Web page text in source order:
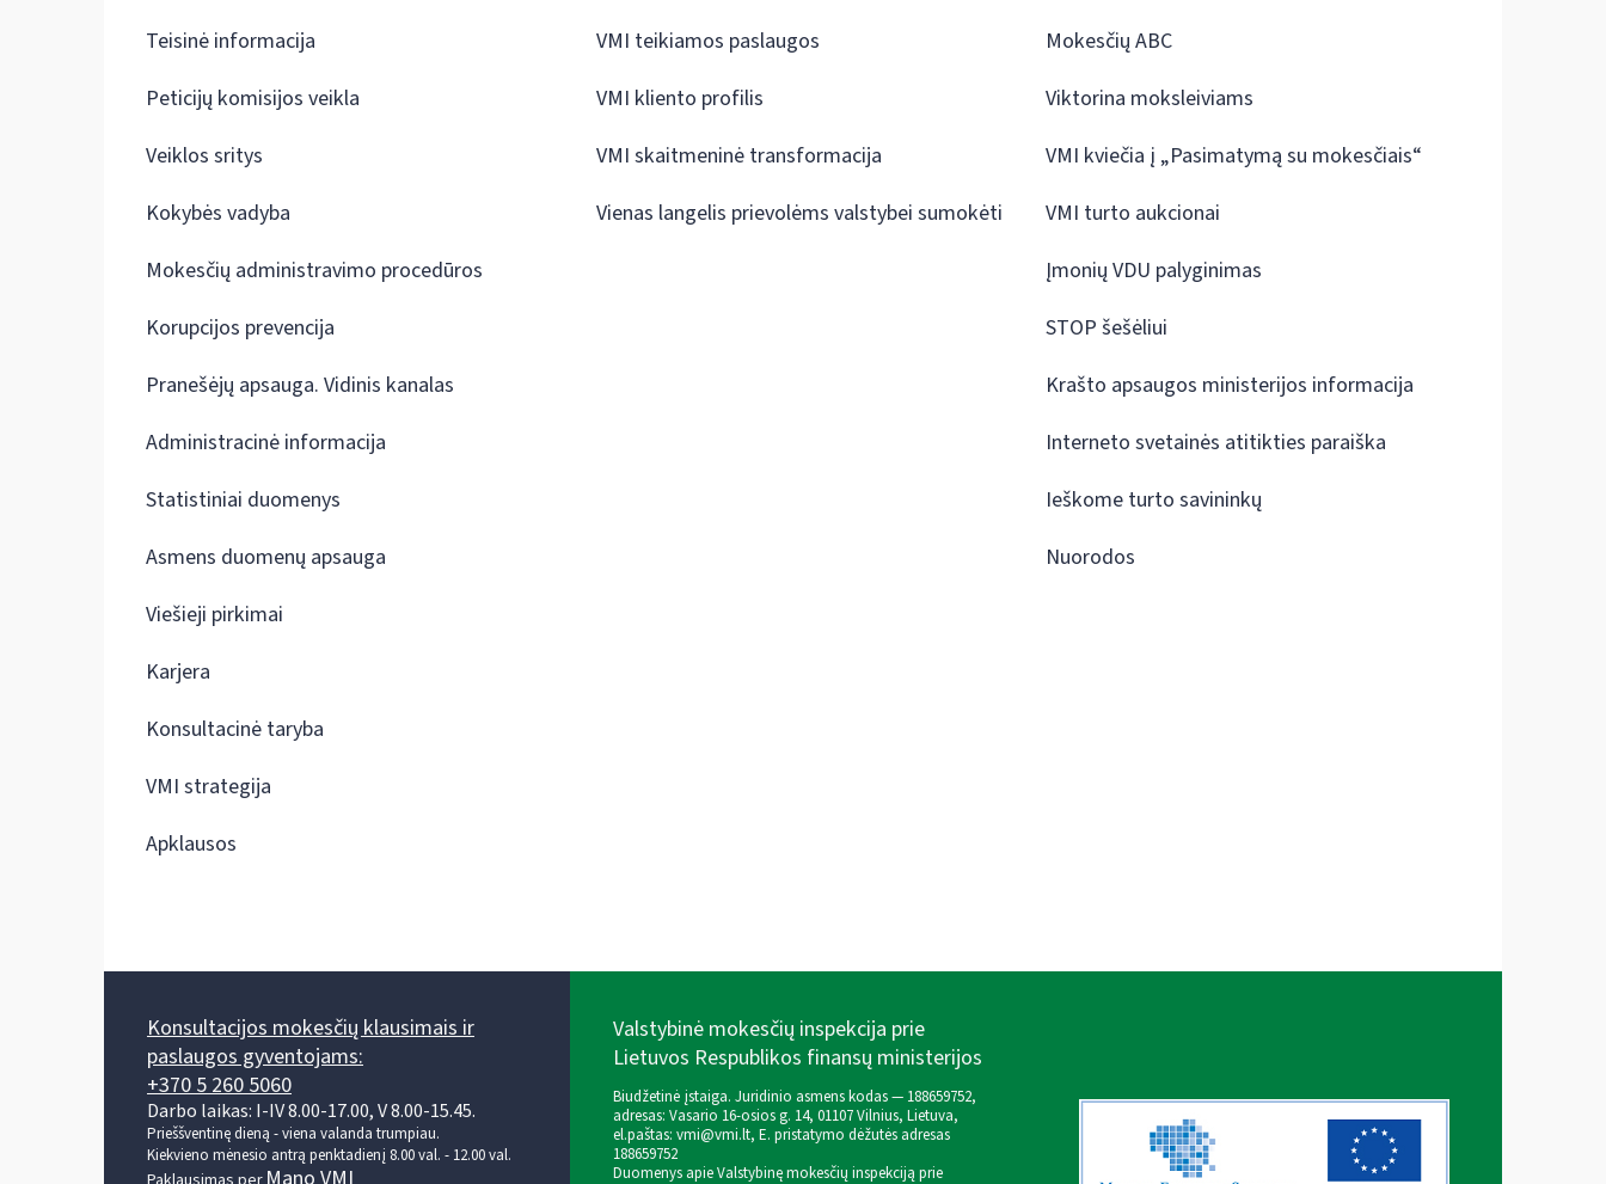
Teisinė informacija
Peticijų komisijos veikla
Veiklos sritys
Kokybės vadyba
Mokesčių administravimo procedūros
Korupcijos prevencija
Pranešėjų apsauga. Vidinis kanalas
Administracinė informacija
Statistiniai duomenys
Asmens duomenų apsauga
Viešieji pirkimai
Karjera
Konsultacinė taryba
VMI strategija
Apklausos
VMI teikiamos paslaugos
VMI kliento profilis
VMI skaitmeninė transformacija
Vienas langelis prievolėms valstybei sumokėti
Mokesčių ABC
Viktorina moksleiviams
VMI kviečia į „Pasimatymą su mokesčiais“
VMI turto aukcionai
Įmonių VDU palyginimas
STOP šešėliui
Krašto apsaugos ministerijos informacija
Interneto svetainės atitikties paraiška
Ieškome turto savininkų
Nuorodos
Konsultacijos mokesčių klausimais ir
paslaugos gyventojams:
+370 5 260 5060
Darbo laikas: I-IV 8.00-17.00, V 8.00-15.45.
Prieššventinę dieną - viena valanda trumpiau.
Kiekvieno mėnesio antrą penktadienį 8.00 val. - 12.00 val.
Valstybinė mokesčių inspekcija prie
Lietuvos Respublikos finansų ministerijos
Biudžetinė įstaiga. Juridinio asmens kodas — 188659752,
adresas: Vasario 16-osios g. 14, 01107 Vilnius, Lietuva,
el.paštas: vmi@vmi.lt, E. pristatymo dėžutės adresas
188659752
Duomenys apie Valstybinę mokesčių inspekciją prie